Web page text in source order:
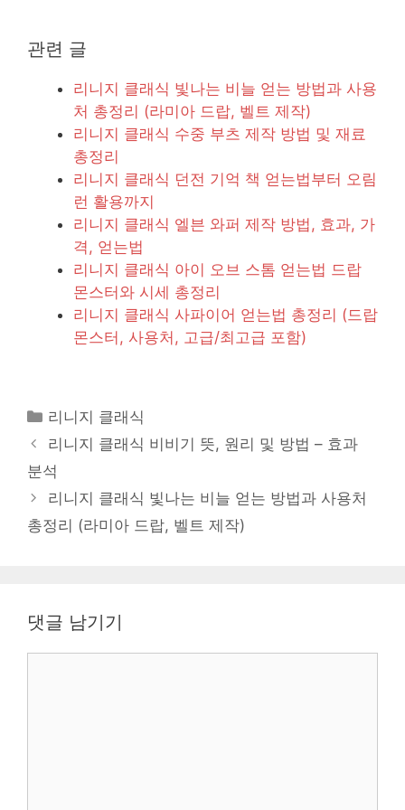
관련 글
리니지 클래식 빛나는 비늘 얻는 방법과 사용
처 총정리 (라미아 드랍, 벨트 제작)
리니지 클래식 수중 부츠 제작 방법 및 재료
총정리
리니지 클래식 던전 기억 책 얻는법부터 오림
런 활용까지
리니지 클래식 엘븐 와퍼 제작 방법, 효과, 가
격, 얻는법
리니지 클래식 아이 오브 스톰 얻는법 드랍
몬스터와 시세 총정리
리니지 클래식 사파이어 얻는법 총정리 (드랍
몬스터, 사용처, 고급/최고급 포함)
카
테
고
리
리니지 클래식
리니지 클래식 비비기 뜻, 원리 및 방법 – 효과
분석
리니지 클래식 빛나는 비늘 얻는 방법과 사용처
총정리 (라미아 드랍, 벨트 제작)
댓글 남기기